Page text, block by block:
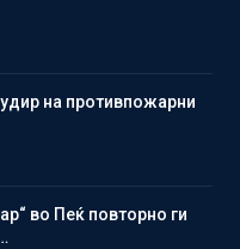
на противпожарни
во Пеќ повторно ги